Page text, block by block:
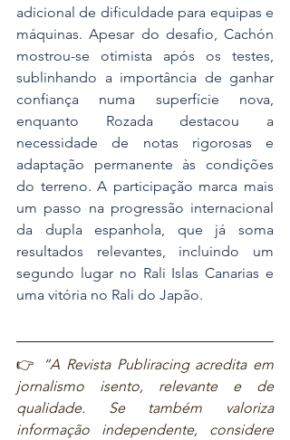
adicional de dificuldade para equipas e
máquinas. Apesar do desafio, Cachón
mostrou-se otimista após os testes,
sublinhando a importância de ganhar
confiança numa superfície nova,
enquanto Rozada destacou a
necessidade de notas rigorosas e
adaptação permanente às condições
do terreno. A participação marca mais
um passo na progressão internacional
da dupla espanhola, que já soma
resultados relevantes, incluindo um
segundo lugar no Rali Islas Canarias e
uma vitória no Rali do Japão.
👉
“A Revista Publiracing acredita em
jornalismo isento, relevante e de
qualidade. Se também valoriza
informação independente, considere